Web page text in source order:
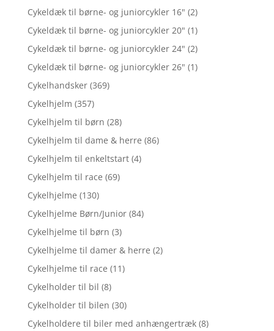
Cykeldæk til børne- og juniorcykler 16" (2)
Cykeldæk til børne- og juniorcykler 20" (1)
Cykeldæk til børne- og juniorcykler 24" (2)
Cykeldæk til børne- og juniorcykler 26" (1)
Cykelhandsker (369)
Cykelhjelm (357)
Cykelhjelm til børn (28)
Cykelhjelm til dame & herre (86)
Cykelhjelm til enkeltstart (4)
Cykelhjelm til race (69)
Cykelhjelme (130)
Cykelhjelme Børn/Junior (84)
Cykelhjelme til børn (3)
Cykelhjelme til damer & herre (2)
Cykelhjelme til race (11)
Cykelholder til bil (8)
Cykelholder til bilen (30)
Cykelholdere til biler med anhængertræk (8)